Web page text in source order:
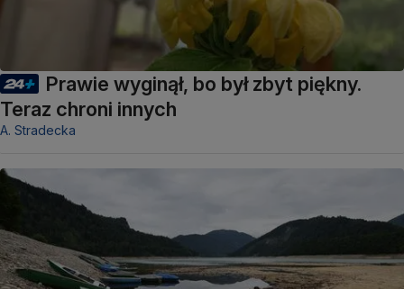
Prawie wyginął, bo był zbyt piękny.
Teraz chroni innych
A. Stradecka